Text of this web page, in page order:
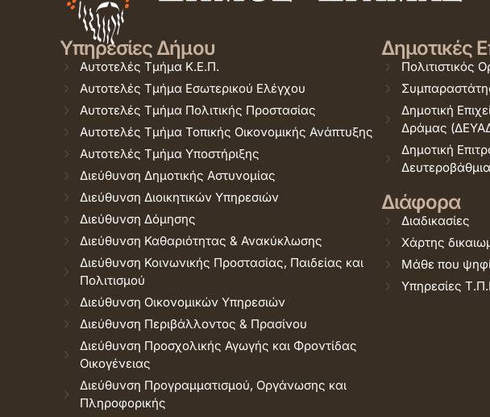
Υπηρεσίες Δήμου
Αυτοτελές Τμήμα Κ.Ε.Π.
Αυτοτελές Τμήμα Εσωτερικού Ελέγχου
Αυτοτελές Τμήμα Πολιτικής Προστασίας
Αυτοτελές Τμήμα Τοπικής Οικονομικής Ανάπτυξης
Αυτοτελές Τμήμα Υποστήριξης
Διεύθυνση Δημοτικής Αστυνομίας
Διεύθυνση Διοικητικών Υπηρεσιών
Διεύθυνση Δόμησης
Διεύθυνση Καθαριότητας & Ανακύκλωσης
Διεύθυνση Κοινωνικής Προστασίας, Παιδείας και
Πολιτισμού
Διεύθυνση Οικονομικών Υπηρεσιών
Διεύθυνση Περιβάλλοντος & Πρασίνου
Διεύθυνση Προσχολικής Αγωγής και Φροντίδας
Οικογένειας
Διεύθυνση Προγραμματισμού, Οργάνωσης και
Πληροφορικής
Δημοτικές
Δημοτική
Δράμας
Δημοτική
Διάφορα
Διαδικασίες
Χάρτης
Μάθε που
Υπηρεσίες